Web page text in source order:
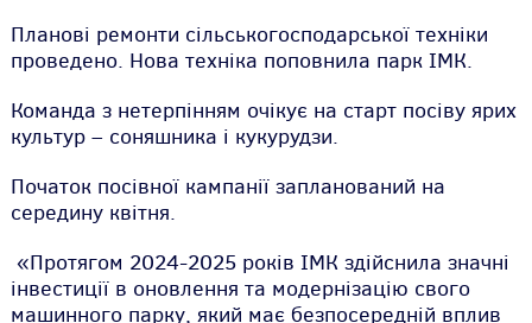
Планові ремонти сільськогосподарської техніки
проведено. Нова техніка поповнила парк ІМК.
Команда з нетерпінням очікує на старт посіву ярих
культур – соняшника і кукурудзи.
Початок посівної кампанії запланований на
середину квітня.
«Протягом 2024-2025 років ІМК здійснила значні
інвестиції в оновлення та модернізацію свого
машинного парку, який має безпосередній вплив